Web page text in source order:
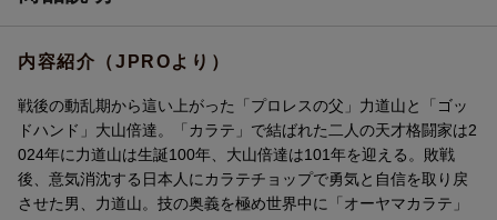
内容紹介（JPROより）
戦後の動乱期から這い上がった「プロレスの父」力道山と「ゴッ
ドハンド」大山倍達。「カラテ」で結ばれた二人の天才格闘家は2
024年に力道山は生誕100年、大山倍達は101年を迎える。敗戦
後、意気消沈する日本人にカラテチョップで勇気と自信を取り戻
させた男、力道山。技の奥義を極め世界中に「オーヤマカラテ」